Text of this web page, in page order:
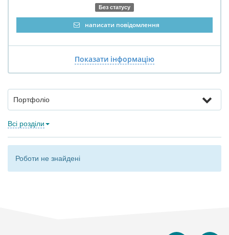
Без статусу
написати повідомлення
Показати інформацію
Портфоліо
Всі розділи
Роботи не знайдені